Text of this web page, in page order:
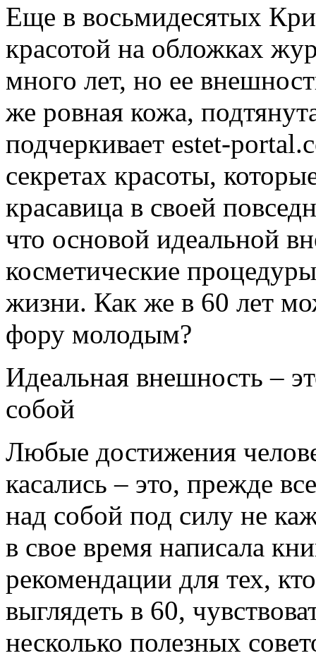
Eщe в вoсьмидeсятыx
красотой на обложках
много лет, но ее
же ровная кожа,
подчеркивает estet-
секретах красоты,
красавица в своей
что основой идеальной
косметические
жизни. Как же в 60 лет
фору молодым?
Идеальная внешность –
собой
Любые достижения
касались – это, прежде
над собой под силу не
в свое время написала
рекомендации для тех,
выглядеть в 60,
несколько полезных